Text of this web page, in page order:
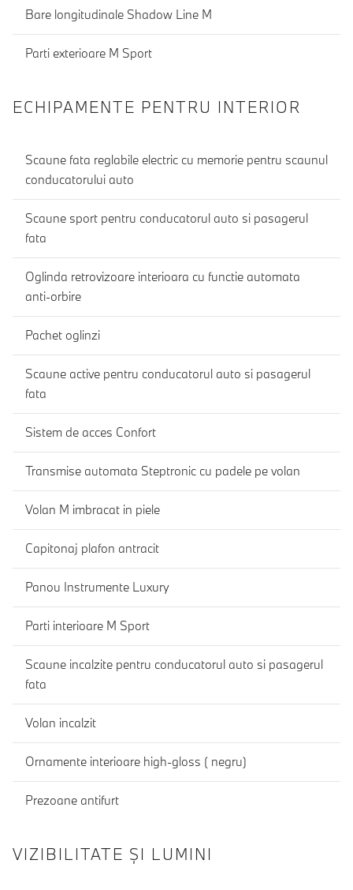
Bare longitudinale Shadow Line M
Parti exterioare M Sport
ECHIPAMENTE PENTRU INTERIOR
Scaune fata reglabile electric cu memorie pentru scaunul
conducatorului auto
Scaune sport pentru conducatorul auto si pasagerul
fata
Oglinda retrovizoare interioara cu functie automata
anti-orbire
Pachet oglinzi
Scaune active pentru conducatorul auto si pasagerul
fata
Sistem de acces Confort
Transmise automata Steptronic cu padele pe volan
Volan M imbracat in piele
Capitonaj plafon antracit
Panou Instrumente Luxury
Parti interioare M Sport
Scaune incalzite pentru conducatorul auto si pasagerul
fata
Volan incalzit
Ornamente interioare high-gloss ( negru)
Prezoane antifurt
VIZIBILITATE ȘI LUMINI